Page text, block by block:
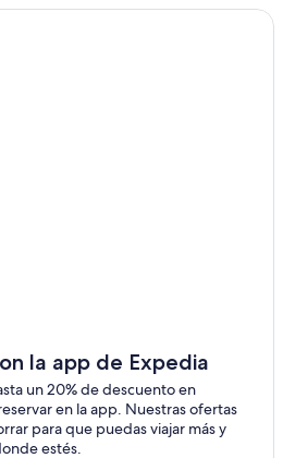
la app de Expedia
un 20% de descuento en
en la app. Nuestras ofertas
para que puedas viajar más y
estés.